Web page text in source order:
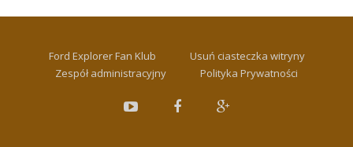
Ford Explorer Fan Klub
Usuń ciasteczka witryny
Zespół administracyjny
Polityka Prywatności